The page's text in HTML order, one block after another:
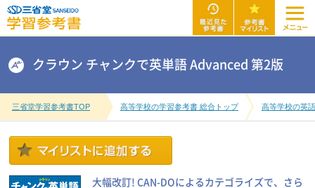
クラウン チャンクで英単語 Advanced 第2版
三省堂学習参考書TOP 高等学校の学習参考書 総合トップ 高等学校の英
大幅改訂! CAN-DOによるカテゴライズで、さら